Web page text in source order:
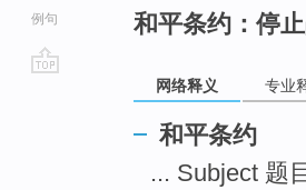
例句
和平条约：停
网络释义 专业
和平条约
... Subject 题